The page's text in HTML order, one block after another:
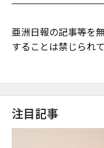
亜洲日報の記事等を
することは禁じられて
注目記事